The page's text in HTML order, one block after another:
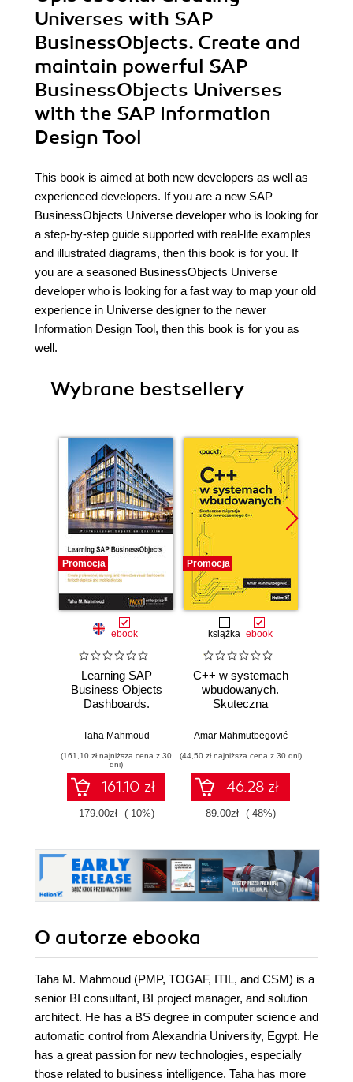
Universes with SAP
BusinessObjects. Create and
maintain powerful SAP
BusinessObjects Universes
with the SAP Information
Design Tool
This book is aimed at both new developers as well as
experienced developers. If you are a new SAP
BusinessObjects Universe developer who is looking for
a step-by-step guide supported with real-life examples
and illustrated diagrams, then this book is for you. If
you are a seasoned BusinessObjects Universe
developer who is looking for a fast way to map your old
experience in Universe designer to the newer
Information Design Tool, then this book is for you as
well.
Wybrane bestsellery
Promocja
ebook
Learning SAP
Business Objects
Dashboards.
professional,
interactive visual
dashboards for
both desktop and
mobile devices
Taha Mahmoud
(161,10 zł najniższa cena z 30
dni)
161.10 zł
179.00zł (-10%)
Promocja
książka ebook
C++ w systemach
wbudowanych.
Skuteczna
nowoczesnego
Amar Mahmutbegović
(44,50 zł najniższa cena z 30 dni)
46.28 zł
89.00zł (-48%)
O autorze ebooka
Taha M. Mahmoud (PMP, TOGAF, ITIL, and CSM) is a
senior BI consultant, BI project manager, and solution
architect. He has a BS degree in computer science and
automatic control from Alexandria University, Egypt. He
has a great passion for new technologies, especially
those related to business intelligence. Taha has more